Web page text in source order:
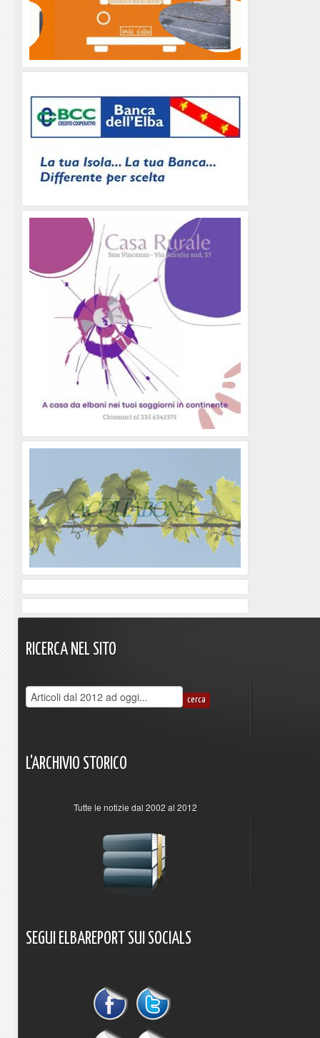
RICERCA NEL SITO
L'ARCHIVIO STORICO
Tutte le notizie dal 2002 al 2012
SEGUI ELBAREPORT SUI SOCIALS